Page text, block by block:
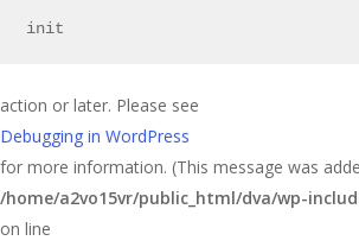
init
action or later. Please see
Debugging in WordPress
for more information. (This message was
/home/a2vo15vr/public_html/dva/wp-
on line